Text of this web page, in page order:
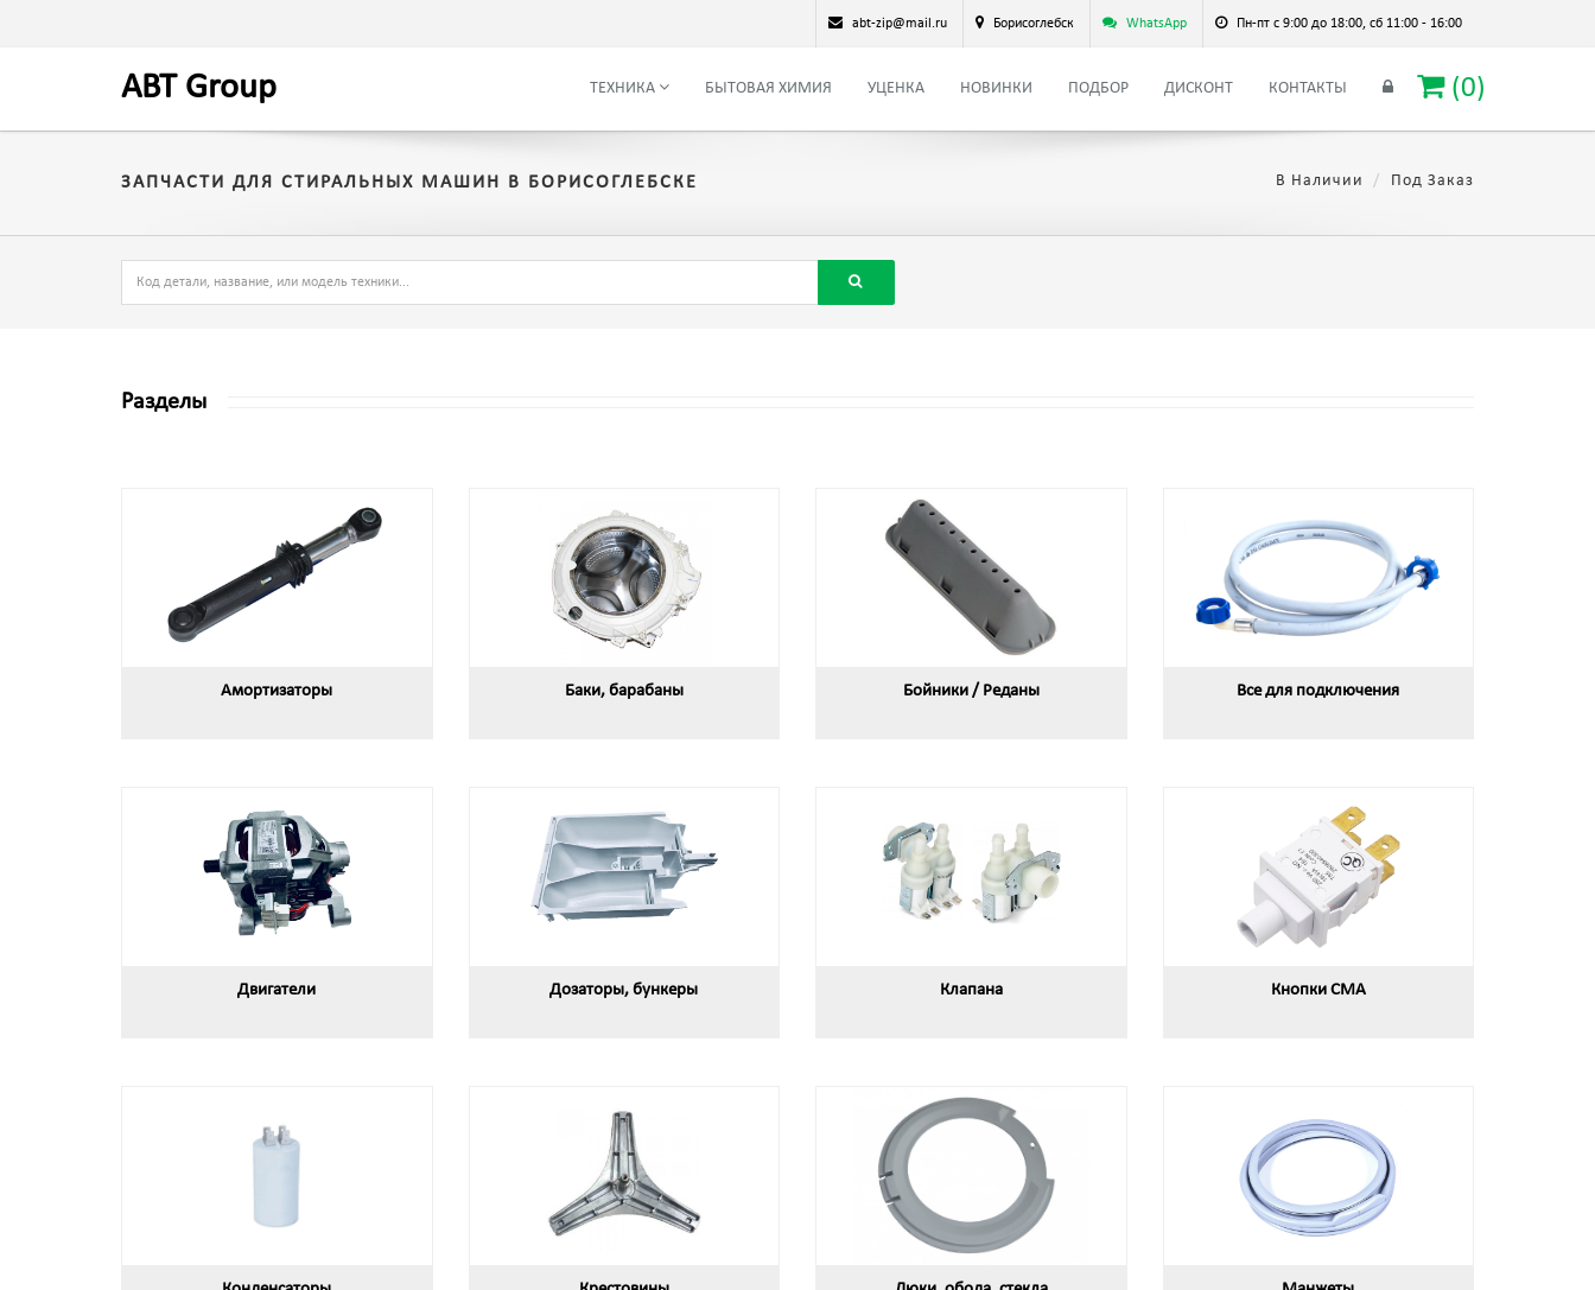
abt-zip@mail.ru Борисоглебск WhatsApp Пн-пт с 9:00 до 18:00, сб 11:00 - 16:00
ABT Group ТЕХНИКА БЫТОВАЯ ХИМИЯ УЦЕНКА НОВИНКИ ПОДБОР ДИСКОНТ КОНТАКТЫ (0)
ЗАПЧАСТИ ДЛЯ СТИРАЛЬНЫХ МАШИН В БОРИСОГЛЕБСКЕ В Наличии Под Заказ
Разделы
Амортизаторы Баки, барабаны Бойники / Реданы Все для подключения
Двигатели Дозаторы, бункеры Клапана Кнопки СМА